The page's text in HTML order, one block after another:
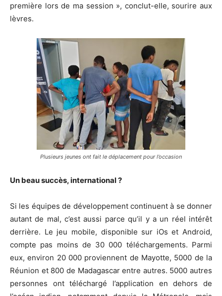
première lors de ma session », conclut-elle, sourire aux
lèvres.
Plusieurs jeunes ont fait le déplacement pour l’occasion
Un beau succès, international ?
Si les équipes de développement continuent à se donner
autant de mal, c’est aussi parce qu’il y a un réel intérêt
derrière. Le jeu mobile, disponible sur iOs et Android,
compte pas moins de 30 000 téléchargements. Parmi
eux, environ 20 000 proviennent de Mayotte, 5000 de la
Réunion et 800 de Madagascar entre autres. 5000 autres
personnes ont téléchargé l’application en dehors de